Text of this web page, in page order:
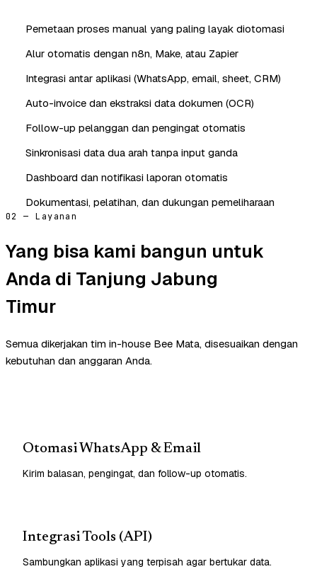
Pemetaan proses manual yang paling layak diotomasi
Alur otomatis dengan n8n, Make, atau Zapier
Integrasi antar aplikasi (WhatsApp, email, sheet, CRM)
Auto-invoice dan ekstraksi data dokumen (OCR)
Follow-up pelanggan dan pengingat otomatis
Sinkronisasi data dua arah tanpa input ganda
Dashboard dan notifikasi laporan otomatis
Dokumentasi, pelatihan, dan dukungan pemeliharaan
02 — Layanan
Yang bisa kami bangun untuk
Anda di Tanjung Jabung
Timur
Semua dikerjakan tim in-house Bee Mata, disesuaikan dengan
kebutuhan dan anggaran Anda.
Otomasi WhatsApp & Email
Kirim balasan, pengingat, dan follow-up otomatis.
Integrasi Tools (API)
Sambungkan aplikasi yang terpisah agar bertukar data.